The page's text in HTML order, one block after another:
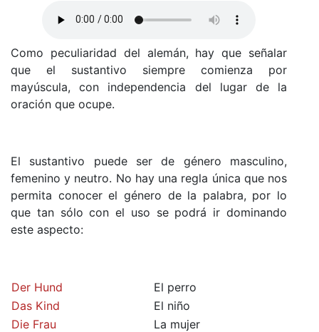
Como peculiaridad del alemán, hay que señalar
que el sustantivo siempre comienza por
mayúscula, con independencia del lugar de la
oración que ocupe.
El sustantivo puede ser de género masculino,
femenino y neutro. No hay una regla única que nos
permita conocer el género de la palabra, por lo
que tan sólo con el uso se podrá ir dominando
este aspecto:
Der Hund
El perro
Das Kind
El niño
Die Frau
La mujer